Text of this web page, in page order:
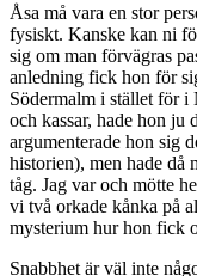
Åsa må vara en stor
fysiskt. Kanske kan ni
sig om man förvägras
anledning fick hon för
Södermalm i stället för i
och kassar, hade hon ju
argumenterade hon sig
historien), men hade då
tåg. Jag var och mötte
vi två orkade kånka på
mysterium hur hon fick
Snabbhet är väl inte